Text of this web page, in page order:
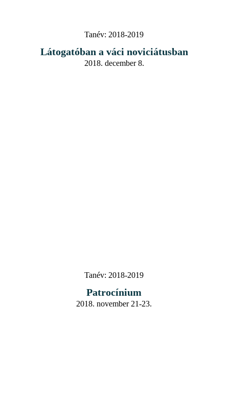
Tanév: 2018-2019
Látogatóban a váci noviciátusban
2018. december 8.
Tanév: 2018-2019
Patrocínium
2018. november 21-23.